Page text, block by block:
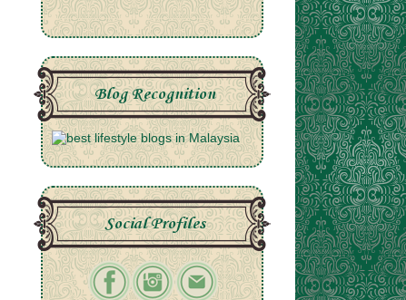
Blog Recognition
Social Profiles